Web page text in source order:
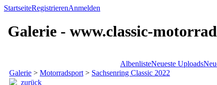
StartseiteRegistrierenAnmelden
Galerie - www.classic-
AlbenlisteNeueste Uploads
Galerie > Motorradsport > Sachsenring Classic 2022